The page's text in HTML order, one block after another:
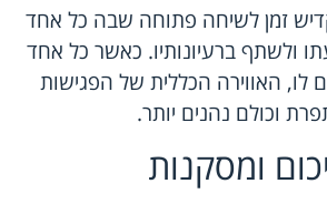
זמן לשיחה פתוחה שבה כל אחד
ולשתף ברעיונותיו. כאשר כל אחד
לו, האווירה הכללית של הפגישות
וכולם נהנים יותר.
ומסקנות